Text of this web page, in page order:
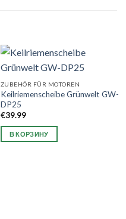
ZUBEHÖR FÜR MOTOREN
Keilriemenscheibe Grünwelt GW-
DP25
€39.99
В КОРЗИНУ